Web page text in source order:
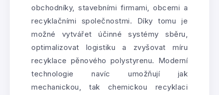
obchodníky, stavebními firmami, obcemi a
recyklačními společnostmi. Díky tomu je
možné vytvářet účinné systémy sběru,
optimalizovat logistiku a zvyšovat míru
recyklace pěnového polystyrenu. Moderní
technologie navíc umožňují jak
mechanickou, tak chemickou recyklaci